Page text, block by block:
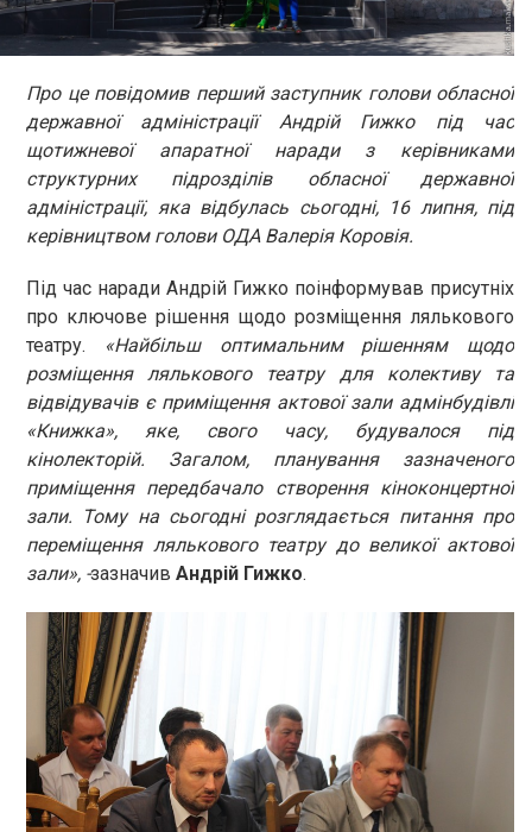
Про це повідомив перший заступник голови обласної
державної адміністрації Андрій Гижко під час
щотижневої апаратної наради з керівниками
структурних підрозділів обласної державної
адміністрації, яка відбулась сьогодні, 16 липня, під
керівництвом голови ОДА Валерія Коровія.
Під час наради Андрій Гижко поінформував присутніх
про ключове рішення щодо розміщення лялькового
театру.
«Найбільш оптимальним рішенням щодо
розміщення лялькового театру для колективу та
відвідувачів є приміщення актової зали адмінбудівлі
«Книжка», яке, свого часу, будувалося під
кінолекторій. Загалом, планування зазначеного
приміщення передбачало створення кіноконцертної
зали. Тому на сьогодні розглядається питання про
переміщення лялькового театру до великої актової
зали», -зазначив Андрій Гижко.